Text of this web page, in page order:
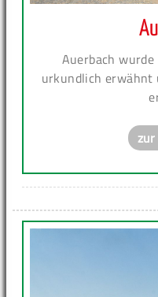
Auerbach
urkundlich erwähnt